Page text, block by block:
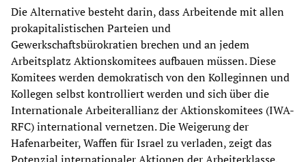
Die Alternative besteht darin, dass Arbeitende mit allen
prokapitalistischen Parteien und
Gewerkschaftsbürokratien brechen und an jedem
Arbeitsplatz Aktionskomitees aufbauen müssen. Diese
Komitees werden demokratisch von den Kolleginnen und
Kollegen selbst kontrolliert werden und sich über die
Internationale Arbeiterallianz der Aktionskomitees (IWA-
RFC) international vernetzen. Die Weigerung der
Hafenarbeiter, Waffen für Israel zu verladen, zeigt das